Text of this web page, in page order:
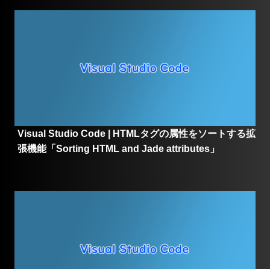
Visual Studio Code | HTMLタグの属性をソートする拡
張機能「Sorting HTML and Jade attributes」